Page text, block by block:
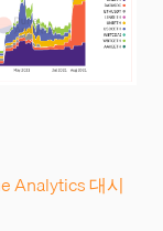
Analytics 대시